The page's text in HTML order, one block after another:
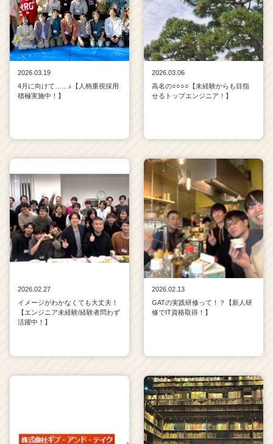
2026.03.19
4月に向けて……♪【人柄重視採用
積極実施中！】
2026.03.06
高名の○○○○【未経験からも目指
せるトップエンジニア！】
2026.02.27
イメージがわかなくても大丈夫！
【エンジニア未経験/経験者問わず
活躍中！】
2026.02.13
GATの実践研修って！？【新人研
修でIT資格取得！】